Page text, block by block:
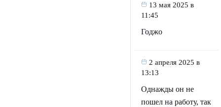
13 мая 2025 в
11:45
Годжо
2 апреля 2025 в
13:13
Однажды он не
пошел на работу, так